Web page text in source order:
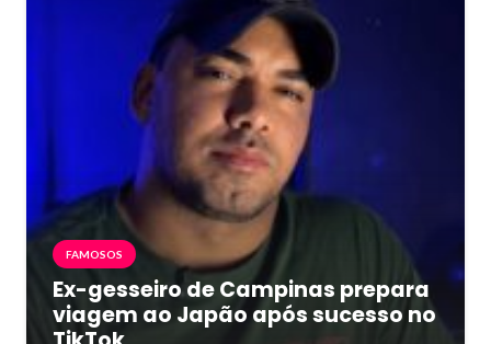
FAMOSOS
Ex-gesseiro de Campinas prepara
viagem ao Japão após sucesso no